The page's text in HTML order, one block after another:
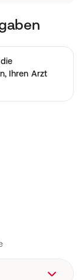
Ihren Arzt